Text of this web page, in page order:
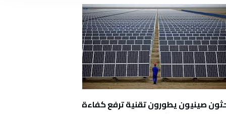
صينيون يطورون تقنية ترفع كفاءة